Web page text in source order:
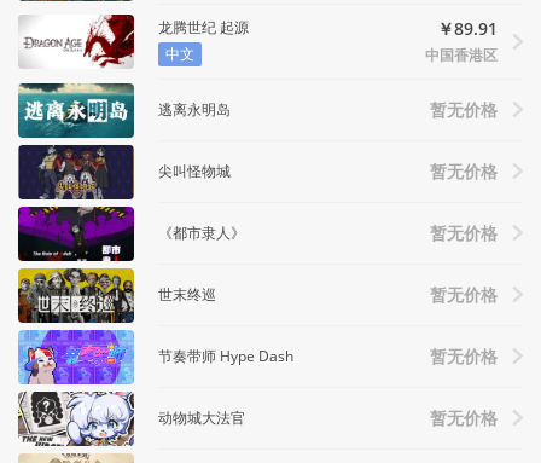
龙腾世纪 起源
中文
￥89.91
中国香港区
逃离永明岛 暂无价格
尖叫怪物城 暂无价格
《都市隶人》 暂无价格
世末终巡 暂无价格
节奏带师 Hype Dash 暂无价格
动物城大法官 暂无价格